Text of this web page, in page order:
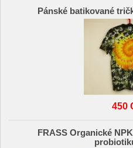
Pánské batikované
450
FRASS Organické